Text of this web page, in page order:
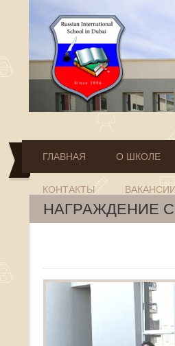
ГЛАВНАЯ О ШКОЛЕ
КОНТАКТЫ ВАКАНСИИ
НАГРАЖДЕНИЕ